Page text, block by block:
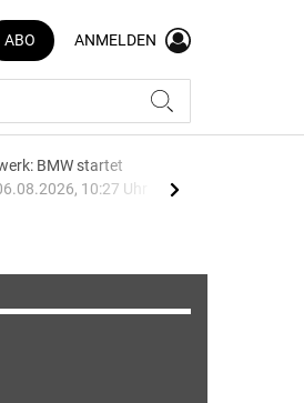
ABO ANMELDEN
BMW startet
10:27 Uhr